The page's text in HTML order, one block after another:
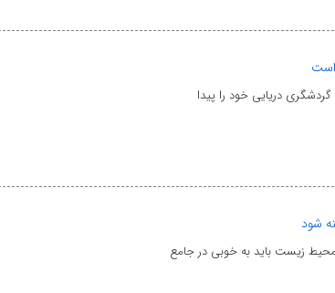
دریایی خود را پیدا
شود
زیست باید به خوبی در جامع